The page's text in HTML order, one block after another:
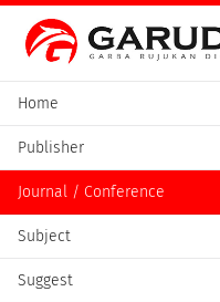
Home
Publisher
Journal / Conference
Subject
Suggest